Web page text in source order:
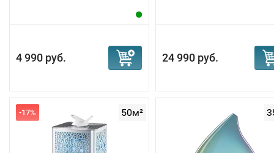
4 990 руб. 24 990 руб.
50м²
-17%